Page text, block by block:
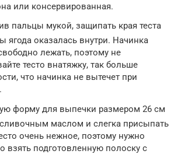
или консервированная.
пальцы мукой, защипать края теста
ягода оказалась внутри. Начинка
лежать, поэтому не
тесто внатяжку, так больше
что начинка не вытечет при
форму для выпечки размером 26 см
маслом и слегка присыпать
очень нежное, поэтому нужно
взять подготовленную полоску с